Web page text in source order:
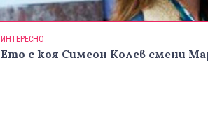
ИНТЕРЕСНО
Ето с коя Симеон Колев смени